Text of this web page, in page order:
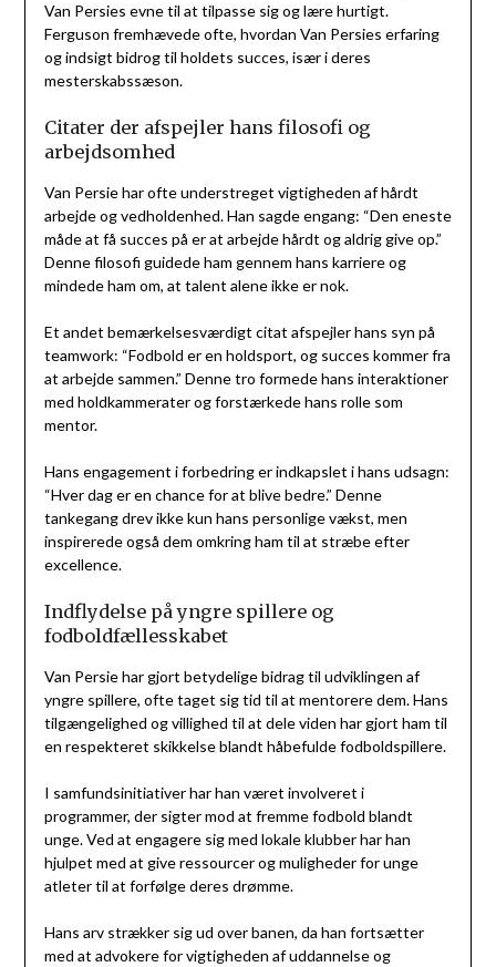
Van Persies evne til at tilpasse sig og lære hurtigt.
Ferguson fremhævede ofte, hvordan Van Persies erfaring
og indsigt bidrog til holdets succes, især i deres
mesterskabssæson.
Citater der afspejler hans filosofi og
arbejdsomhed
Van Persie har ofte understreget vigtigheden af hårdt
arbejde og vedholdenhed. Han sagde engang: “Den eneste
måde at få succes på er at arbejde hårdt og aldrig give op.”
Denne filosofi guidede ham gennem hans karriere og
mindede ham om, at talent alene ikke er nok.
Et andet bemærkelsesværdigt citat afspejler hans syn på
teamwork: “Fodbold er en holdsport, og succes kommer fra
at arbejde sammen.” Denne tro formede hans interaktioner
med holdkammerater og forstærkede hans rolle som
mentor.
Hans engagement i forbedring er indkapslet i hans udsagn:
“Hver dag er en chance for at blive bedre.” Denne
tankegang drev ikke kun hans personlige vækst, men
inspirerede også dem omkring ham til at stræbe efter
excellence.
Indflydelse på yngre spillere og
fodboldfællesskabet
Van Persie har gjort betydelige bidrag til udviklingen af
yngre spillere, ofte taget sig tid til at mentorere dem. Hans
tilgængelighed og villighed til at dele viden har gjort ham til
en respekteret skikkelse blandt håbefulde fodboldspillere.
I samfundsinitiativer har han været involveret i
programmer, der sigter mod at fremme fodbold blandt
unge. Ved at engagere sig med lokale klubber har han
hjulpet med at give ressourcer og muligheder for unge
atleter til at forfølge deres drømme.
Hans arv strækker sig ud over banen, da han fortsætter
med at advokere for vigtigheden af uddannelse og